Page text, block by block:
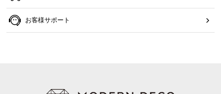
※単位は「センチメートル」になります
お客様サポート